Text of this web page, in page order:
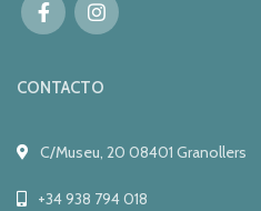
CONTACTO
C/Museu, 20 08401 Granollers
+34 938 794 018